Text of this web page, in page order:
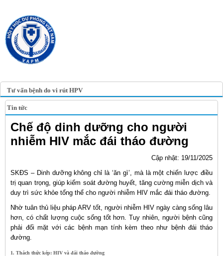
Tư vấn bệnh do vi rút HPV
Tin tức
Chế độ dinh dưỡng cho người
nhiễm HIV mắc đái tháo đường
Cập nhật: 19/11/2025
SKĐS – Dinh dưỡng không chỉ là ‘ăn gì’, mà là một chiến lược điều
trị quan trọng, giúp kiểm soát đường huyết, tăng cường miễn dịch và
duy trì sức khỏe tổng thể cho người nhiễm HIV mắc đái tháo đường.
Nhờ tuân thủ liệu pháp ARV tốt, người nhiễm HIV ngày càng sống lâu
hơn, có chất lượng cuộc sống tốt hơn. Tuy nhiên, người bệnh cũng
phải đối mặt với các bệnh mạn tính kèm theo như bệnh đái tháo
đường.
1. Thách thức kép: HIV và đái tháo đường